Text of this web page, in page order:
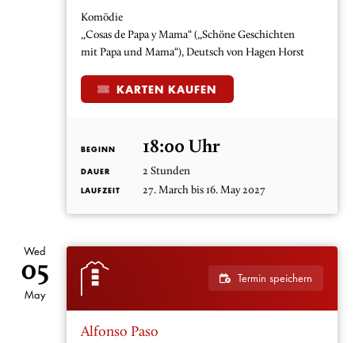
Komödie
„Cosas de Papa y Mama“ („Schöne Geschichten
mit Papa und Mama“), Deutsch von Hagen Horst
KARTEN KAUFEN
BEGINN 18:00 Uhr
DAUER 2 Stunden
LAUFZEIT 27. March bis 16. May 2027
Wed
05
May
Termin speichern
Alfonso Paso